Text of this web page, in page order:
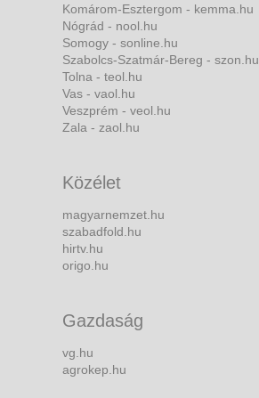
Komárom-Esztergom - kemma.hu
Nógrád - nool.hu
Somogy - sonline.hu
Szabolcs-Szatmár-Bereg - szon.hu
Tolna - teol.hu
Vas - vaol.hu
Veszprém - veol.hu
Zala - zaol.hu
Közélet
magyarnemzet.hu
szabadfold.hu
hirtv.hu
origo.hu
Gazdaság
vg.hu
agrokep.hu